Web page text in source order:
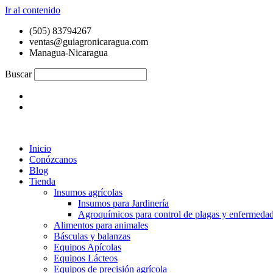
Ir al contenido
(505) 83794267
ventas@guiagronicaragua.com
Managua-Nicaragua
Buscar
Inicio
Conózcanos
Blog
Tienda
Insumos agrícolas
Insumos para Jardinería
Agroquímicos para control de plagas y
Alimentos para animales
Básculas y balanzas
Equipos Apícolas
Equipos Lácteos
Equipos de precisión agrícola